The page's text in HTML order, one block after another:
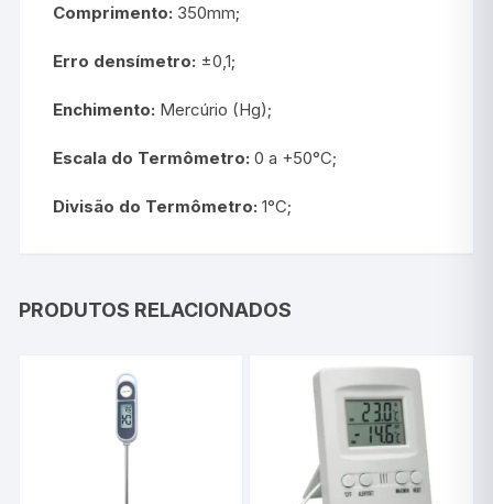
Comprimento: 350mm;
Erro densímetro: ±0,1;
Enchimento: Mercúrio (Hg);
Escala do Termômetro: 0 a +50°C;
Divisão do Termômetro: 1°C;
PRODUTOS RELACIONADOS